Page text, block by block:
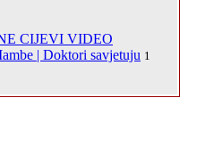
CIJEVI VIDEO
| Doktori savjetuju 1